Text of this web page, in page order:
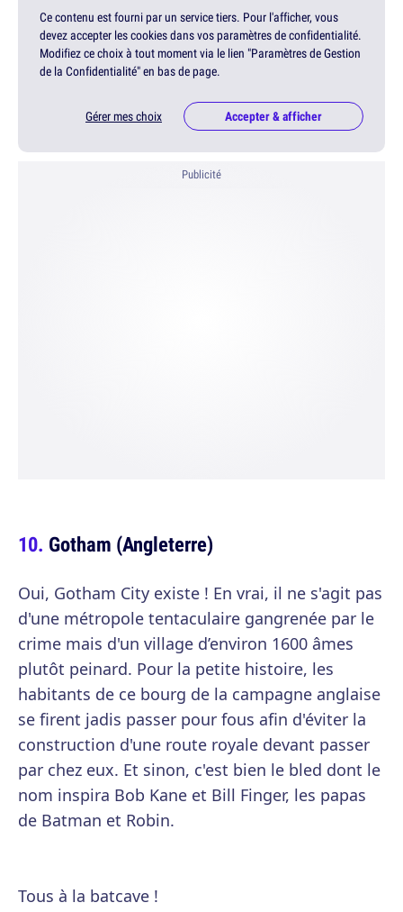
Ce contenu est fourni par un service tiers. Pour l'afficher, vous
devez accepter les cookies dans vos paramètres de confidentialité.
Modifiez ce choix à tout moment via le lien "Paramètres de Gestion
de la Confidentialité" en bas de page.
Gérer mes choix Accepter & afficher
Publicité
Gotham (Angleterre)
Oui, Gotham City existe ! En vrai, il ne s'agit pas
d'une métropole tentaculaire gangrenée par le
crime mais d'un village d’environ 1600 âmes
plutôt peinard. Pour la petite histoire, les
habitants de ce bourg de la campagne anglaise
se firent jadis passer pour fous afin d'éviter la
construction d'une route royale devant passer
par chez eux. Et sinon, c'est bien le bled dont le
nom inspira Bob Kane et Bill Finger, les papas
de Batman et Robin.
Tous à la batcave !